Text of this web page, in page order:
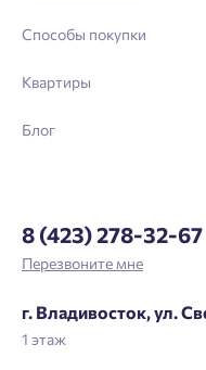
Способы покупки
Квартиры
Блог
8 (423) 278-32-67
Перезвоните мне
г. Владивосток, ул.
1 этаж